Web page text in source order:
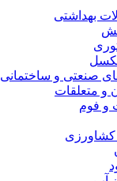
بهداشتی
توری
صنعتی و ساختمانی
و متعلقات
و فوم
کشاورزی